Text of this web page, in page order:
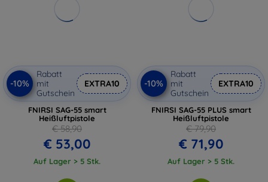
-10%
Rabatt
mit
Gutschein
EXTRA10
FNIRSI SAG-55 smart
Heißluftpistole
€ 58,90
€ 53,00
Auf Lager > 5 Stk.
-10%
Rabatt
mit
Gutschein
EXTRA10
FNIRSI SAG-55 PLUS smart
Heißluftpistole
€ 79,90
€ 71,90
Auf Lager > 5 Stk.